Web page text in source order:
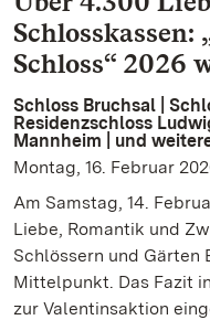
Schlosskassen:
Schloss“ 2026
Schloss Bruchsal |
Residenzschloss
Mannheim | und
Montag, 16. Februar
Am Samstag, 14.
Liebe, Romantik und
Schlössern und Gärten
Mittelpunkt. Das Fazit
zur Valentinsaktion